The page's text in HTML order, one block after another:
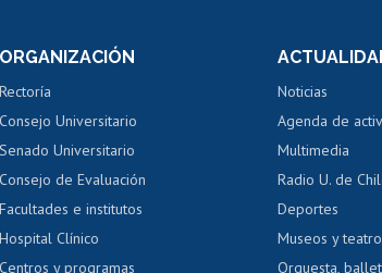
Perfeccionamiento
Evaluación docente
Calificación académica
Postulación al AUCAI
Portal de
Certificado
Certificado
Gestión
Acoso
ORGANIZACIÓN
Rectoría
Consejo Universitario
Senado Universitario
Consejo de Evaluación
Facultades e institutos
Hospital Clínico
Centros y programas
Noticias
Agenda de
Multimedia
Radio U. de
Deportes
Museos y
Orquesta,